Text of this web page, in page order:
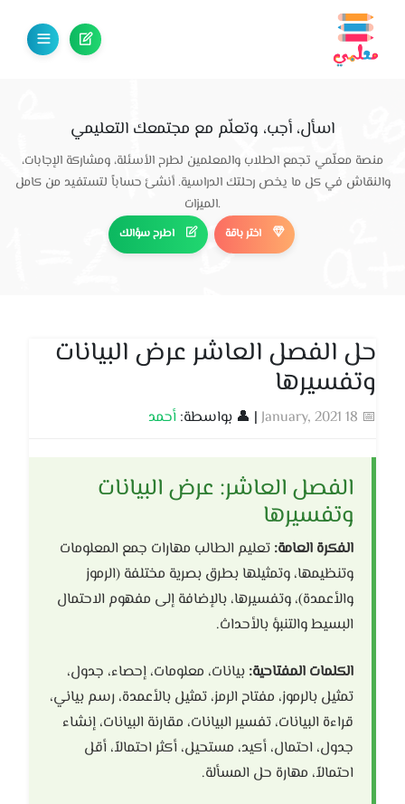
اسأل، أجب، وتعلّم مع مجتمعك التعليمي
منصة معلّمي تجمع الطلاب والمعلمين لطرح الأسئلة، ومشاركة الإجابات،
والنقاش في كل ما يخص رحلتك الدراسية. أنشئ حساباً لتستفيد من كامل
الميزات.
اطرح سؤالك اختر باقة
حل الفصل العاشر عرض البيانات
وتفسيرها
📅 18 January, 2021 | 👤 بواسطة: أحمد
الفصل العاشر: عرض البيانات
وتفسيرها
الفكرة العامة: تعليم الطالب مهارات جمع المعلومات
وتنظيمها، وتمثيلها بطرق بصرية مختلفة (الرموز
والأعمدة)، وتفسيرها، بالإضافة إلى مفهوم الاحتمال
البسيط والتنبؤ بالأحداث.
الكلمات المفتاحية: بيانات، معلومات، إحصاء، جدول،
تمثيل بالرموز، مفتاح الرمز، تمثيل بالأعمدة، رسم بياني،
قراءة البيانات، تفسير البيانات، مقارنة البيانات، إنشاء
جدول، احتمال، أكيد، مستحيل، أكثر احتمالاً، أقل
احتمالاً، مهارة حل المسألة.